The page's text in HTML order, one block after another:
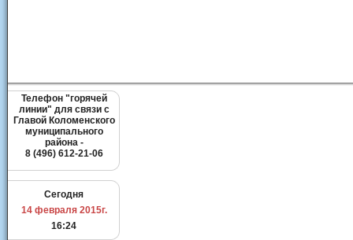
Телефон "горячей
линии" для связи с
Главой Коломенского
муниципального
района -
8 (496) 612-21-06
Сегодня
14 февраля 2015г.
16:24